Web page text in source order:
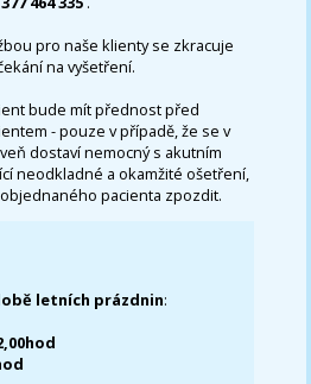
pro naše klienty se zkracuje
na vyšetření.
bude mít přednost před
- pouze v případě, že se v
dostaví nemocný s akutním
neodkladné a okamžité ošetření,
pacienta zpozdit.
letních prázdnin: